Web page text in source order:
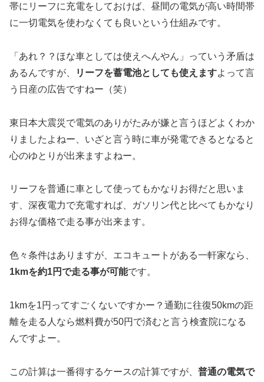
帯にリーフに充電をしておけば、昼間の電気が高い時間帯
に一切電気を使わなくても良いという仕組みです。
「あれ？？ほな車としては使えへんやん」っていう矛盾は
あるんですが、
リーフを蓄電池としても使えますよって言
う日産の広告ですねー（笑）
東日本大震災で電気のありがたみが嫌と言うほどよくわか
りましたよねー、いざと言う時に車が発電できるとなると
心のゆとりが出来ますよねー。
リーフを普通に車として使ってもかなりお得だと思いま
す、深夜電力で充電すれば、ガソリン代と比べてもかなり
お得な価格で走る事が出来ます。
色々条件はありますが、エコキュートがある一軒家なら、
1kmを約1円で走る事が可能です。
1kmを1円ってすごくないですかー？通勤に往復50kmの距
離を走る人なら燃料費が50円で済むと言う検査院になる
んですよー。
この計算は一番得するケースの計算ですが、 普通の電気で